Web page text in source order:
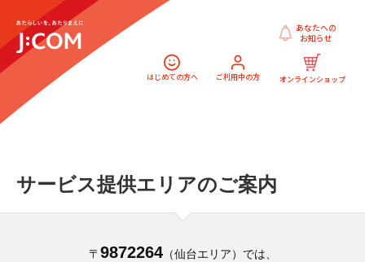
はじめての方へ ご利用中の方 オンラインショップ
あなたへの
お知らせ
サービス提供エリアのご案内
〒 9872264（仙台エリア）では、